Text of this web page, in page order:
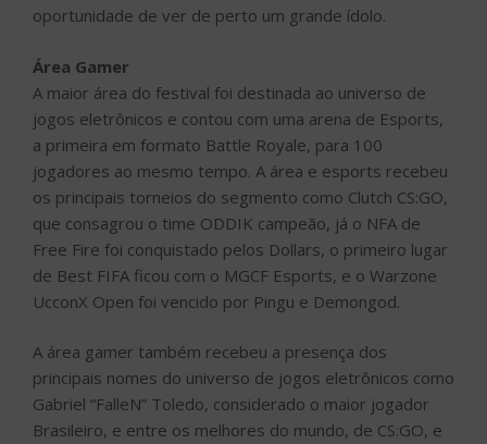
oportunidade de ver de perto um grande ídolo.
Área Gamer
A maior área do festival foi destinada ao universo de
jogos eletrônicos e contou com uma arena de Esports,
a primeira em formato Battle Royale, para 100
jogadores ao mesmo tempo. A área e esports recebeu
os principais torneios do segmento como Clutch CS:GO,
que consagrou o time ODDIK campeão, já o NFA de
Free Fire foi conquistado pelos Dollars, o primeiro lugar
de Best FIFA ficou com o MGCF Esports, e o Warzone
UcconX Open foi vencido por Pingu e Demongod.
A área gamer também recebeu a presença dos
principais nomes do universo de jogos eletrônicos como
Gabriel “FalleN” Toledo, considerado o maior jogador
Brasileiro, e entre os melhores do mundo, de CS:GO, e